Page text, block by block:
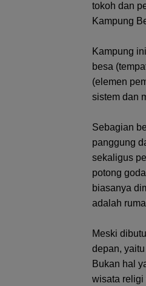
tokoh dan
Kampung
Kampung
besa
(elemen
sistem dan
Sebagian
panggung
sekaligus
potong
biasanya
adalah
Meski
depan,
Bukan hal
wisata religi